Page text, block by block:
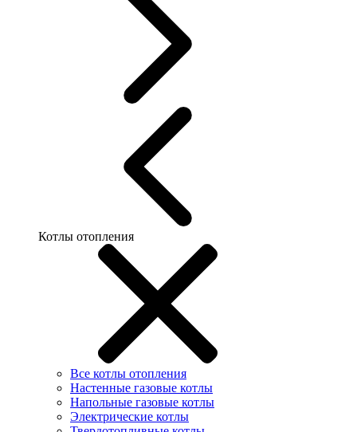
Котлы отопления
Все котлы отопления
Настенные газовые котлы
Напольные газовые котлы
Электрические котлы